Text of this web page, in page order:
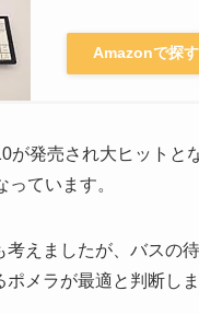
Amazonで探す
が発売され大ヒット
っています。
考えましたが、バスの
メラが最適と判断しま